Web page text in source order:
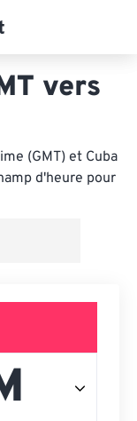
vers
(GMT) et Cuba
d'heure pour